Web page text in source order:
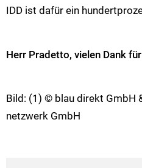
IDD ist dafür ein
Herr Pradetto, vielen Dank
Bild: (1) © blau direkt GmbH
netzwerk GmbH